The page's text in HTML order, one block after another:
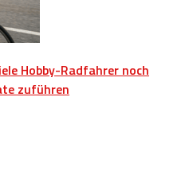
Hobby-Radfahrer noch
zuführen